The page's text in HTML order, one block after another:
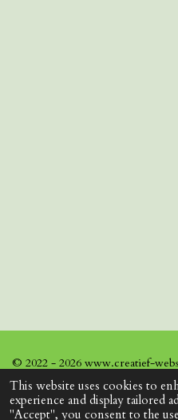
This website uses cookies to
experience and display tailored
"Accept", you consent to the
© 2022 - 2026 www.creatief-